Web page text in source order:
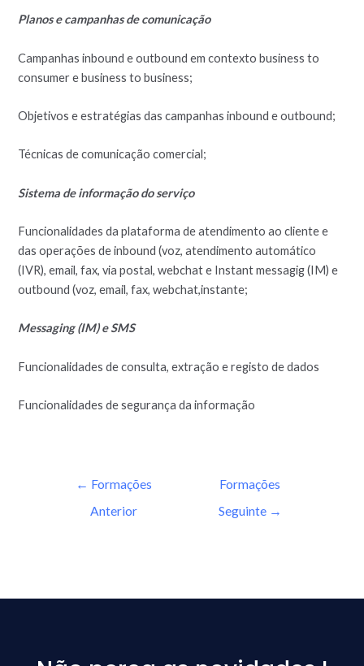
Planos e campanhas de comunicação
Campanhas inbound e outbound em contexto business to
consumer e business to business;
Objetivos e estratégias das campanhas inbound e outbound;
Técnicas de comunicação comercial;
Sistema de informação do serviço
Funcionalidades da plataforma de atendimento ao cliente e
das operações de inbound (voz, atendimento automático
(IVR), email, fax, via postal, webchat e Instant messagig (IM) e
outbound (voz, email, fax, webchat,instante;
Messaging (IM) e SMS
Funcionalidades de consulta, extração e registo de dados
Funcionalidades de segurança da informação
← Formações
Anterior
Formações
Seguinte →